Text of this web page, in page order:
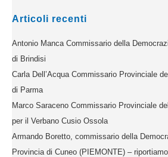
Articoli recenti
Antonio Manca Commissario della
di Brindisi
Carla Dell’Acqua Commissario Provinciale
di Parma
Marco Saraceno Commissario Provinciale
per il Verbano Cusio Ossola
Armando Boretto, commissario della
Provincia di Cuneo (PIEMONTE) –